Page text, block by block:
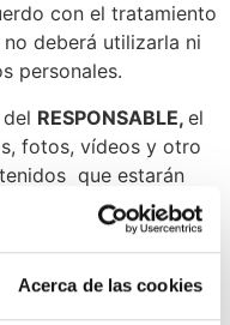
Acerca de las cookies
con el tratamiento
deberá utilizarla ni
personales.
RESPONSABLE, el
fotos, vídeos y otro
que estarán
como a las Normas
El usuario será
que publique
presente política y las